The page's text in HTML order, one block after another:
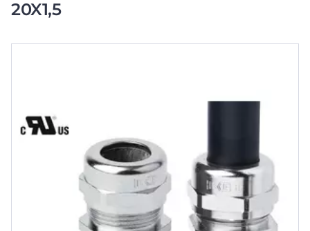
20X1,5